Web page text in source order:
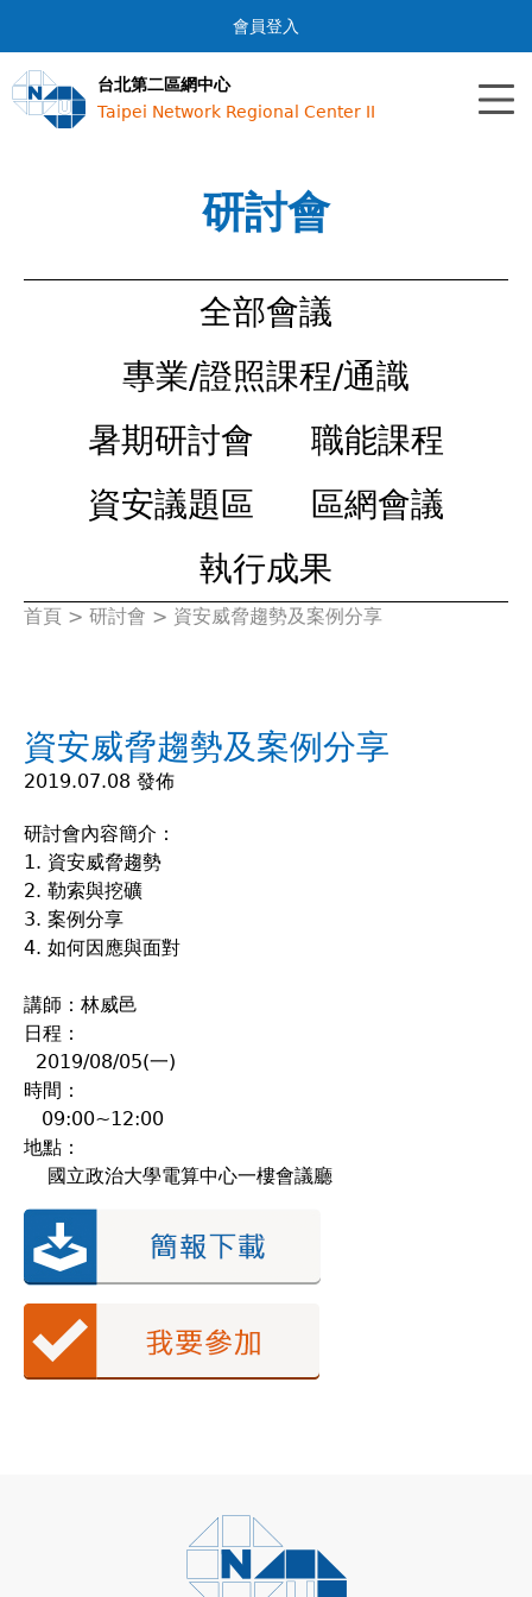
Jump to navigation
會員登入
台北第二區網中心
Taipei Network Regional Center II
研討會
全部會議
專業/證照課程/通識
暑期研討會
職能課程
資安議題區
區網會議
執行成果
您
這
首頁 > 研討會 > 資安威脅趨勢及案例分享
資安威脅趨勢及案例分享
2019.07.08 發佈
研討會內容簡介：
1. 資安威脅趨勢
2. 勒索與挖礦
3. 案例分享
4. 如何因應與面對
講師：林威邑
日程：
2019/08/05(一)
時間：
09:00~12:00
地點：
國立政治大學電算中心一樓會議廳